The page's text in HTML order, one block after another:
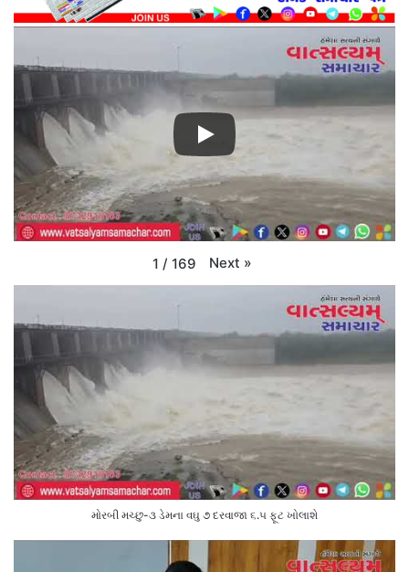
1 / 169 Next »
મોરબી મચ્છુ-૩ ડેમના વઘુ ૭ દરવાજા ૬.૫ ફૂટ ખોલાશે